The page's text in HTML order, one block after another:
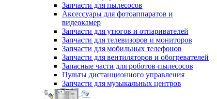
Запчасти для пылесосов
Аксессуары для фотоаппаратов и
видеокамер
Запчасти для утюгов и отпаривателей
Запчасти для телевизоров и мониторов
Запчасти для мобильных телефонов
Запчасти для вентиляторов и обогревателей
Запасные части для роботов-пылесосов
Пульты дистанционного управления
Запчасти для музыкальных центров